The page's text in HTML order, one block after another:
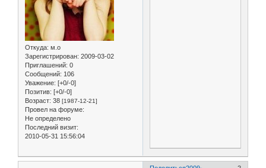
Откуда: м.о
Зарегистрирован: 2009-03-02
Приглашений: 0
Сообщений: 106
Уважение: [+0/-0]
Позитив: [+0/-0]
Возраст: 38 [1987-12-21]
Провел на форуме:
Не определено
Последний визит:
2010-05-31 15:56:04